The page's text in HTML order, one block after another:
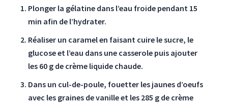
Plonger la gélatine dans l’eau froide pendant 15
min afin de l’hydrater.
Réaliser un caramel en faisant cuire le sucre, le
glucose et l’eau dans une casserole puis ajouter
les 60 g de crème liquide chaude.
Dans un cul-de-poule, fouetter les jaunes d’oeufs
avec les graines de vanille et les 285 g de crème